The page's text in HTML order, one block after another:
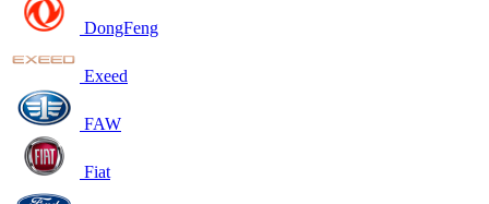
DongFeng
Exeed
FAW
Fiat